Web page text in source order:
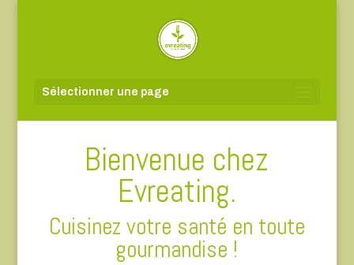
Sélectionner une page
Bienvenue chez
Evreating.
Cuisinez votre santé en toute
gourmandise !